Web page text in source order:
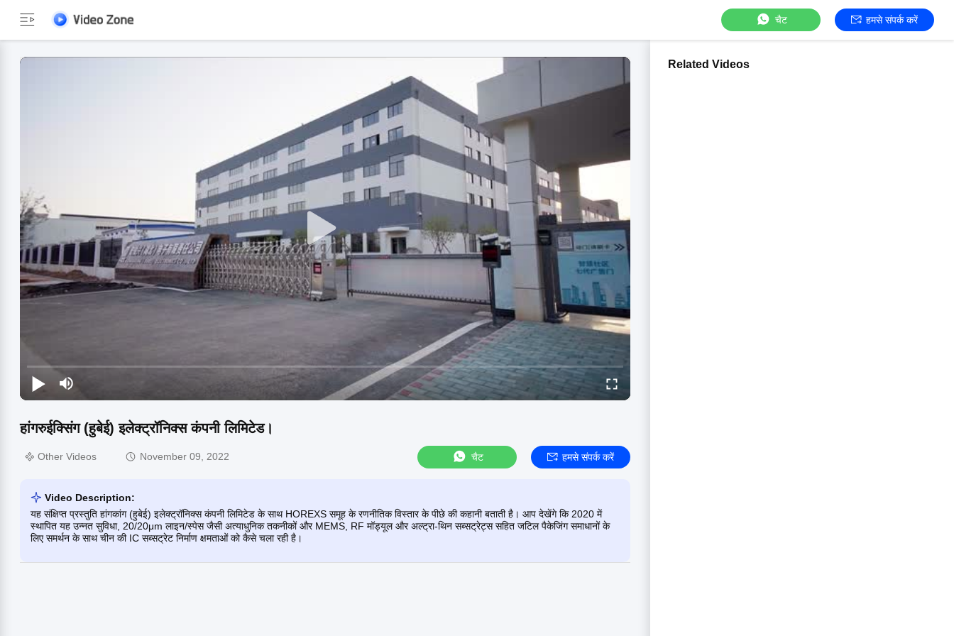
चैट हमसे संपर्क करें
हांगरुईक्सिंग (हुबेई) इलेक्ट्रॉनिक्स कंपनी लिमिटेड।
Other Videos November 09, 2022 चैट हमसे संपर्क करें
Video Description:
यह संक्षिप्त प्रस्तुति हांगकांग (हुबेई) इलेक्ट्रॉनिक्स कंपनी लिमिटेड के साथ HOREXS समूह के रणनीतिक विस्तार के पीछे की कहानी बताती है। आप देखेंगे कि 2020 में
स्थापित यह उन्नत सुविधा, 20/20μm लाइन/स्पेस जैसी अत्याधुनिक तकनीकों और MEMS, RF मॉड्यूल और अल्ट्रा-थिन सब्सट्रेट्स सहित जटिल पैकेजिंग समाधानों के
लिए समर्थन के साथ चीन की IC सब्सट्रेट निर्माण क्षमताओं को कैसे चला रही है।
Related Videos